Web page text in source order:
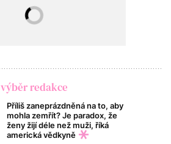
výběr redakce
Příliš zaneprázdněná na to, aby
mohla zemřít? Je paradox, že
ženy žijí déle než muži, říká
americká vědkyně